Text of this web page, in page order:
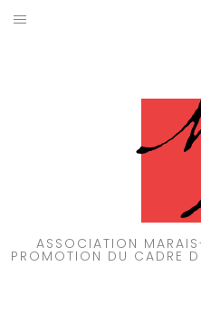
Aller
ASSOCIATION
PROMOTION DU CADRE